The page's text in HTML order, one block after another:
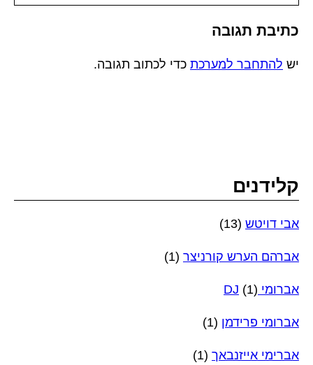
כתיבת תגובה
יש להתחבר למערכת כדי לכתוב תגובה.
קלידנים
אבי דויטש (13)
אברהם הערש קורניצר (1)
אברומי DJ (1)
אברומי פרידמן (1)
אברימי אייזנבאך (1)